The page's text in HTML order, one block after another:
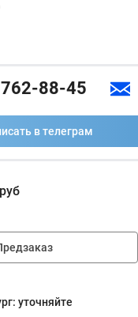
88-45
в телеграм
руб
уточняйте